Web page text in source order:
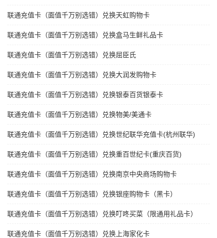
联通充值卡（面值千万别选错）兑换天虹购物卡
联通充值卡（面值千万别选错）兑换盒马生鲜礼品卡
联通充值卡（面值千万别选错）兑换屈臣氏
联通充值卡（面值千万别选错）兑换大润发购物卡
联通充值卡（面值千万别选错）兑换银泰百货银泰卡
联通充值卡（面值千万别选错）兑换物美/美通卡
联通充值卡（面值千万别选错）兑换世纪联华充值卡(杭州联华)
联通充值卡（面值千万别选错）兑换重百世纪卡(重庆百货)
联通充值卡（面值千万别选错）兑换南京中央商场购物卡
联通充值卡（面值千万别选错）兑换银座购物卡（黑卡）
联通充值卡（面值千万别选错）兑换叮咚买菜（限通用礼品卡）
联通充值卡（面值千万别选错）兑换上海家化卡